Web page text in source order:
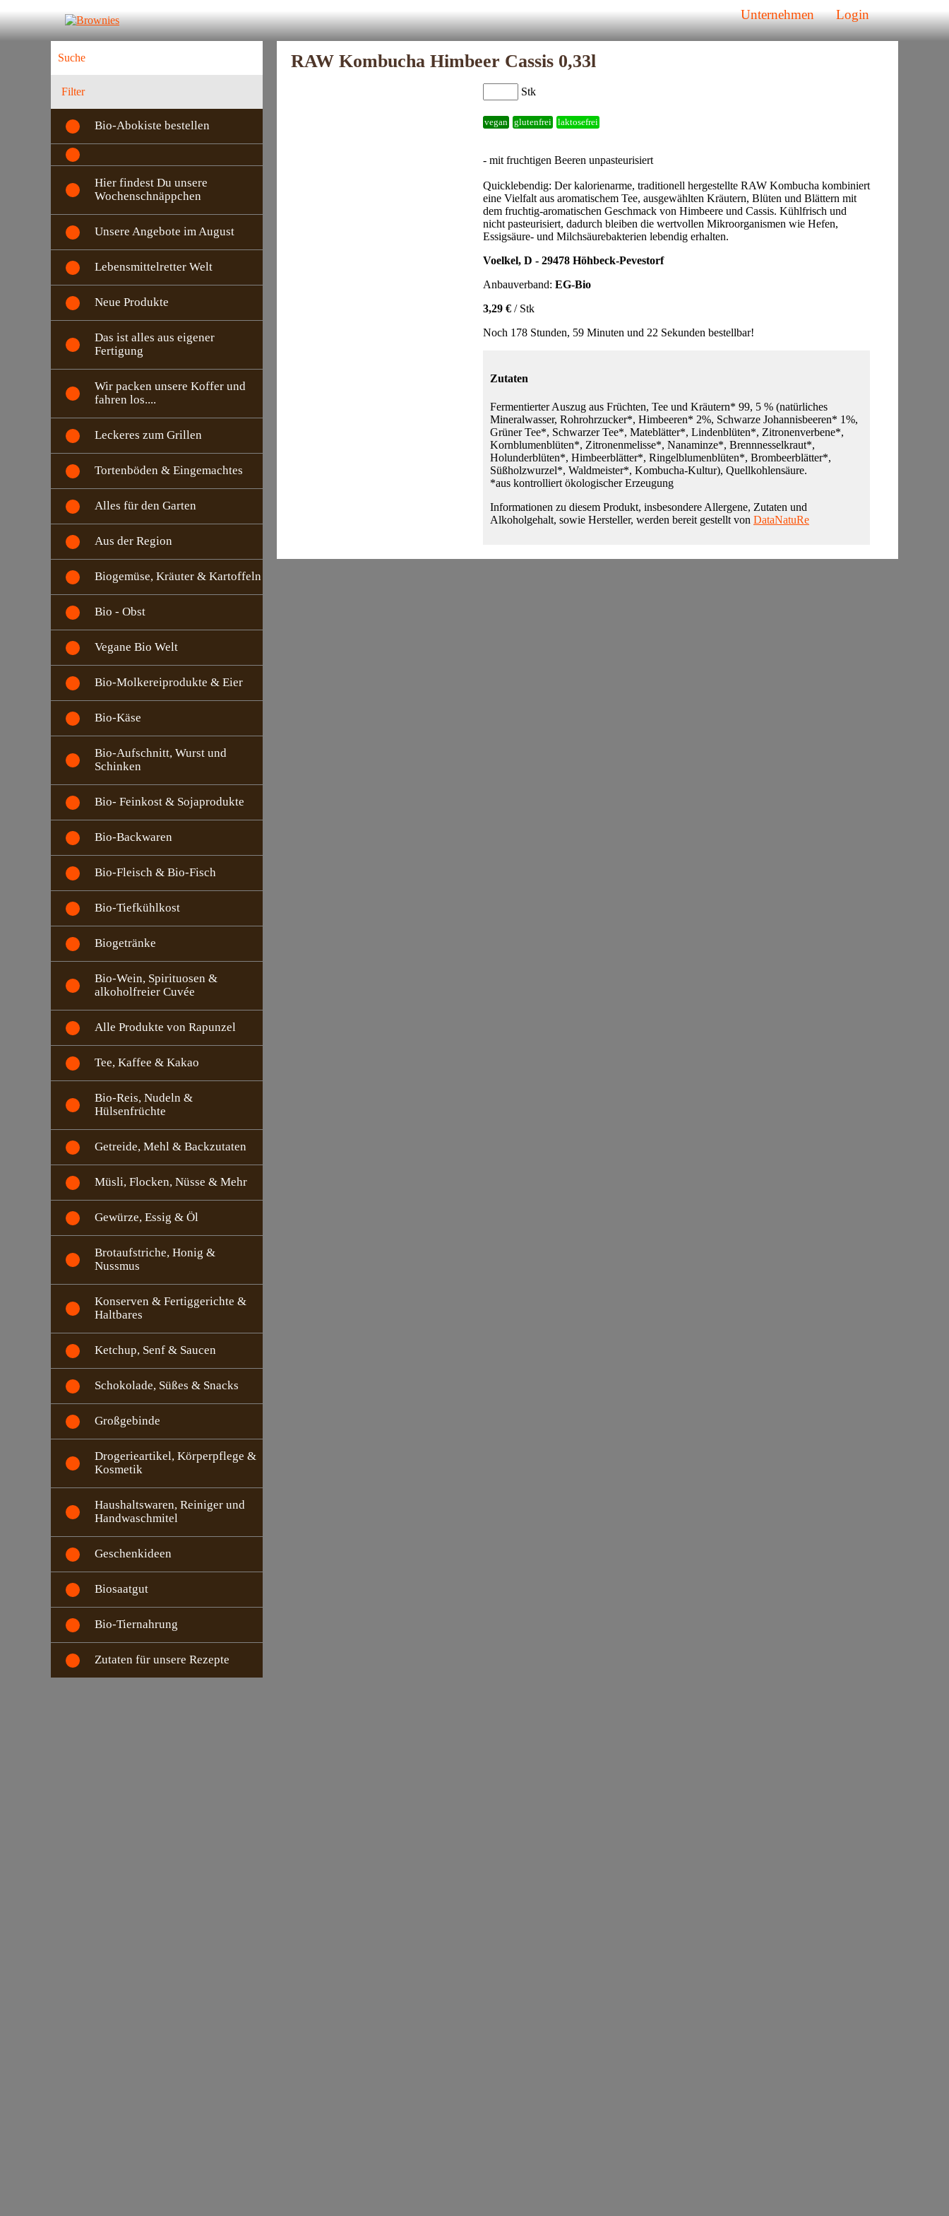
Unternehmen Login
Filter
Bio-Abokiste bestellen
Hier findest Du unsere
Wochenschnäppchen
Unsere Angebote im August
Lebensmittelretter Welt
Neue Produkte
Das ist alles aus eigener
Fertigung
Wir packen unsere Koffer und
fahren los....
Leckeres zum Grillen
Tortenböden & Eingemachtes
Alles für den Garten
Aus der Region
Biogemüse, Kräuter & Kartoffeln
Bio - Obst
Vegane Bio Welt
Bio-Molkereiprodukte & Eier
Bio-Käse
Bio-Aufschnitt, Wurst und
Schinken
Bio- Feinkost & Sojaprodukte
Bio-Backwaren
Bio-Fleisch & Bio-Fisch
Bio-Tiefkühlkost
Biogetränke
Bio-Wein, Spirituosen &
alkoholfreier Cuvée
Alle Produkte von Rapunzel
Tee, Kaffee & Kakao
Bio-Reis, Nudeln &
Hülsenfrüchte
Getreide, Mehl & Backzutaten
Müsli, Flocken, Nüsse & Mehr
Gewürze, Essig & Öl
Brotaufstriche, Honig &
Nussmus
Konserven & Fertiggerichte &
Haltbares
Ketchup, Senf & Saucen
Schokolade, Süßes & Snacks
Großgebinde
Drogerieartikel, Körperpflege &
Kosmetik
Haushaltswaren, Reiniger und
Handwaschmitel
Geschenkideen
Biosaatgut
Bio-Tiernahrung
Zutaten für unsere Rezepte
RAW Kombucha Himbeer Cassis 0,33l
Stk
vegan glutenfrei laktosefrei
- mit fruchtigen Beeren unpasteurisiert
Quicklebendig: Der kalorienarme, traditionell hergestellte RAW Kombucha kombiniert
eine Vielfalt aus aromatischem Tee, ausgewählten Kräutern, Blüten und Blättern mit
dem fruchtig-aromatischen Geschmack von Himbeere und Cassis. Kühlfrisch und
nicht pasteurisiert, dadurch bleiben die wertvollen Mikroorganismen wie Hefen,
Essigsäure- und Milchsäurebakterien lebendig erhalten.
Voelkel, D - 29478 Höhbeck-Pevestorf
Anbauverband: EG-Bio
3,29 € / Stk
Noch 178 Stunden, 59 Minuten und 22 Sekunden bestellbar!
Zutaten
Fermentierter Auszug aus Früchten, Tee und Kräutern* 99, 5 % (natürliches
Mineralwasser, Rohrohrzucker*, Himbeeren* 2%, Schwarze Johannisbeeren* 1%,
Grüner Tee*, Schwarzer Tee*, Mateblätter*, Lindenblüten*, Zitronenverbene*,
Kornblumenblüten*, Zitronenmelisse*, Nanaminze*, Brennnesselkraut*,
Holunderblüten*, Himbeerblätter*, Ringelblumenblüten*, Brombeerblätter*,
Süßholzwurzel*, Waldmeister*, Kombucha-Kultur), Quellkohlensäure.
*aus kontrolliert ökologischer Erzeugung
Informationen zu diesem Produkt, insbesondere Allergene, Zutaten und
Alkoholgehalt, sowie Hersteller, werden bereit gestellt von DataNatuRe